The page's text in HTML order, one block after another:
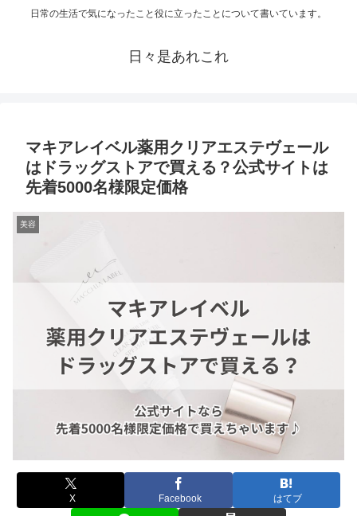
日常の生活で気になったこと役に立ったことについて書いています。
日々是あれこれ
マキアレイベル薬用クリアエステヴェール
はドラッグストアで買える？公式サイトは
先着5000名様限定価格
美容
X Facebook はてブ